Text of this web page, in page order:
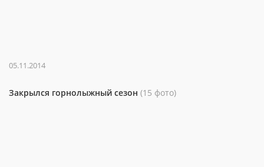
05.11.2014
Закрылся горнолыжный сезон (15 фото)